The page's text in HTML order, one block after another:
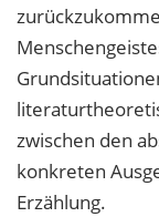
zwischen den
konkreten
Erzählung.